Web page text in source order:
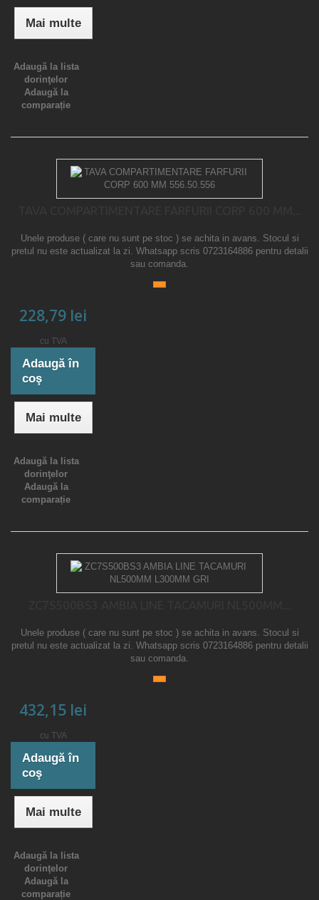
Mai multe
Adaugă la lista
dorinţelor
Adaugă la
comparație
Unele produse ( care nu sunt pe stoc ) se achita in avans. Stocul si
pretul nu este actualizat la zi. Whatsapp scris 0723164886 pentru detalii
sau comanda.
228,79 lei
cu TVA
Adaugă în
coş
Mai multe
Adaugă la lista
dorinţelor
Adaugă la
comparație
Unele produse ( care nu sunt pe stoc ) se achita in avans. Stocul si
pretul nu este actualizat la zi. Whatsapp scris 0723164886 pentru detalii
sau comanda.
432,15 lei
cu TVA
Adaugă în
coş
Mai multe
Adaugă la lista
dorinţelor
Adaugă la
comparație